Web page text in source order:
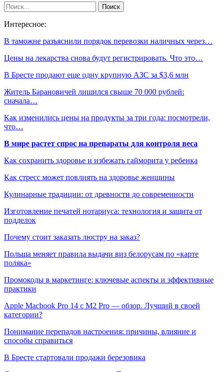
Интересное:
В таможне разъяснили порядок перевозки наличных через…
Цены на лекарства снова будут регистрировать. Что это…
В Бресте продают еще одну крупную АЗС за $3,6 млн
Житель Барановичей лишился свыше 70 000 рублей:
сначала…
Как изменились цены на продукты за три года: посмотрели,
что…
В мире растет спрос на препараты для контроля веса
Как сохранить здоровье и избежать гайморита у ребенка
Как стресс может повлиять на здоровье женщины
Кулинарные традиции: от древности до современности
Изготовление печатей нотариуса: технология и защита от
подделок
Почему стоит заказать люстру на заказ?
Польша меняет правила выдачи виз белорусам по «карте
поляка»
Промокоды в маркетинге: ключевые аспекты и эффективные
практики
Apple Macbook Pro 14 с M2 Pro — обзор. Лучший в своей
категории?
Понимание перепадов настроения: причины, влияние и
способы справиться
В Бресте стартовали продажи березовика